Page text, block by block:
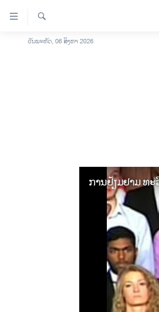
ລິ້ງ
ສຳຫລັບ
ໂຮມເພຈ
ອິດສະຫຼະພາບດ້ານການຂ່າວ
ຄົ້ນຫາ
ວັນພະຫັດ, 06 ສິງຫາ 2026
ການຢ້ຽມຢາມ ທ